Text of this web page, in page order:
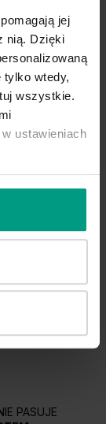
jej
nią. Dzięki
tylko wtedy,
wszystkie.
ustawieniach
W
PASUJE